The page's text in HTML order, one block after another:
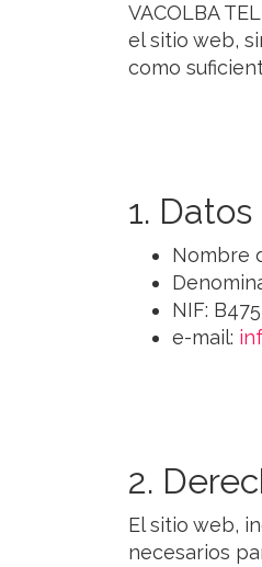
VACOLBA
el sitio web,
como
1.
Nombre
NIF:
e-mail:
2.
El sitio web,
necesarios